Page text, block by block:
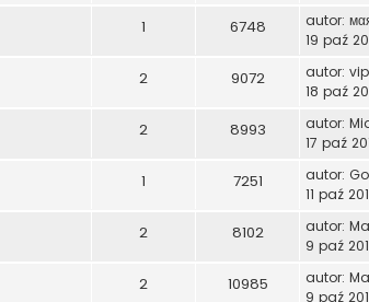
1 6748 autor:
19 paź
2 9072 autor: vip
18 paź
2 8993 autor:
17 paź
1 7251 autor:
11 paź
2 8102 autor:
9 paź
2 10985 autor:
9 paź